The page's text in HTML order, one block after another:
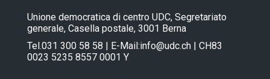
Unione democratica di centro UDC, Segretariato
generale, Casella postale, 3001 Berna
Tel.031 300 58 58 | E-Mail:info@udc.ch | CH83
0023 5235 8557 0001 Y